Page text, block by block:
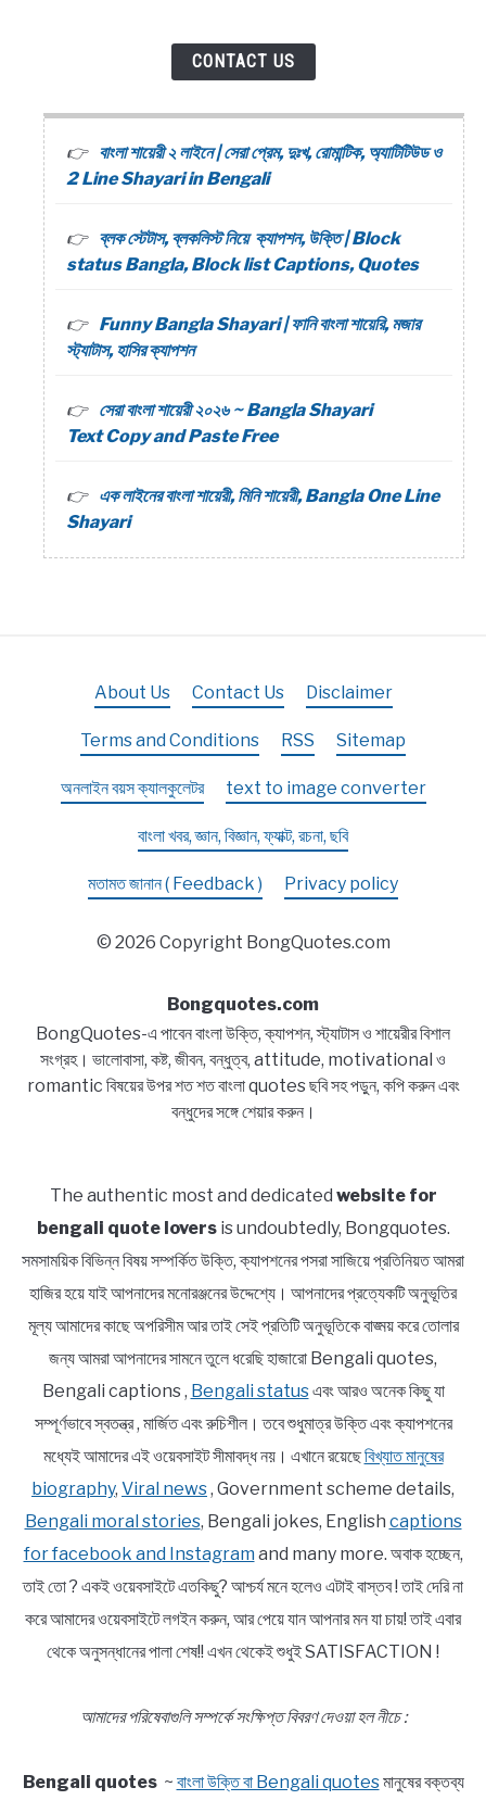
CONTACT US
বাংলা শায়েরী ২ লাইনে | সেরা প্রেম, দুঃখ, রোমান্টিক, অ্যাটিটিউড ও
2 Line Shayari in Bengali
ব্লক স্টেটাস, ব্লকলিস্ট নিয়ে ক্যাপশন, উক্তি | Block
status Bangla, Block list Captions, Quotes
Funny Bangla Shayari | ফানি বাংলা শায়েরি, মজার
স্ট্যাটাস, হাসির ক্যাপশন
সেরা বাংলা শায়েরী ২০২৬ ~ Bangla Shayari
Text Copy and Paste Free
এক লাইনের বাংলা শায়েরী, মিনি শায়েরী, Bangla One Line
Shayari
About Us Contact Us Disclaimer
Terms and Conditions RSS Sitemap
অনলাইন বয়স ক্যালকুলেটর text to image converter
বাংলা খবর, জ্ঞান, বিজ্ঞান, ফ্যাক্ট, রচনা, ছবি
মতামত জানান ( Feedback ) Privacy policy
© 2026 Copyright BongQuotes.com
Bongquotes.com
BongQuotes-এ পাবেন বাংলা উক্তি, ক্যাপশন, স্ট্যাটাস ও শায়েরীর বিশাল
সংগ্রহ। ভালোবাসা, কষ্ট, জীবন, বন্ধুত্ব, attitude, motivational ও
romantic বিষয়ের উপর শত শত বাংলা quotes ছবি সহ পড়ুন, কপি করুন এবং
বন্ধুদের সঙ্গে শেয়ার করুন।
The authentic most and dedicated website for
bengali quote loversis undoubtedly, Bongquotes.
সমসাময়িক বিভিন্ন বিষয় সম্পর্কিত উক্তি, ক্যাপশনের পসরা সাজিয়ে প্রতিনিয়ত আমরা
হাজির হয়ে যাই আপনাদের মনোরঞ্জনের উদ্দেশ্যে। আপনাদের প্রত্যেকটি অনুভূতির
মূল্য আমাদের কাছে অপরিসীম আর তাই সেই প্রতিটি অনুভূতিকে বাঙ্ময় করে তোলার
জন্য আমরা আপনাদের সামনে তুলে ধরেছি হাজারো Bengali quotes,
Bengali captions , Bengali statusএবং আরও অনেক কিছু যা
সম্পূর্ণভাবে স্বতন্ত্র , মার্জিত এবং রুচিশীল। তবে শুধুমাত্র উক্তি এবং ক্যাপশনের
মধ্যেই আমাদের এই ওয়েবসাইট সীমাবদ্ধ নয়। এখানে রয়েছেবিখ্যাত মানুষের
biography, Viral news, Government scheme details,
Bengali moral stories, Bengali jokes, English captions
for facebook and Instagram and many more. অবাক হচ্ছেন,
তাই তো ? একই ওয়েবসাইটে এতকিছু? আশ্চর্য মনে হলেও এটাই বাস্তব ! তাই দেরি না
করে আমাদের ওয়েবসাইটে লগইন করুন, আর পেয়ে যান আপনার মন যা চায়! তাই এবার
থেকে অনুসন্ধানের পালা শেষ!! এখন থেকেই শুধুই SATISFACTION !
আমাদের পরিষেবাগুলি সম্পর্কে সংক্ষিপ্ত বিবরণ দেওয়া হল নীচে :
Bengali quotes~ বাংলা উক্তি বা Bengali quotesমানুষের বক্তব্য